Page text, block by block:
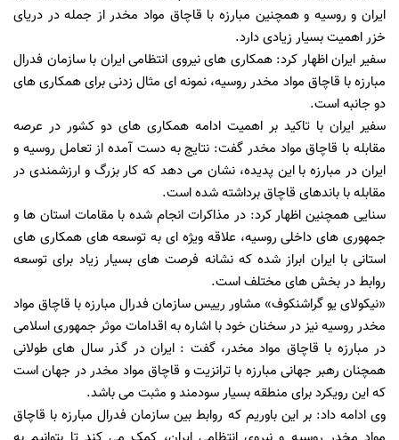
ایران و روسیه و همچنین مبارزه با قاچاق مواد مخدر از جمله در دریای
خزر اهمیت بسیار زیادی دارد.
سفیر ایران اظهار کرد: همکاری های نیروی انتظامی ایران با سازمان فدرال
مبارزه با قاچاق مواد مخدر روسیه، نمونه ای مثال زدنی برای همکاری های
دو جانبه است.
سفیر ایران با تاکید بر اهمیت ادامه همکاری های دو کشور در عرصه
مقابله با قاچاق مواد مخدر گفت: نتایج به دست آمده از تعامل روسیه و
ایران در مبارزه با این پدیده، نشان می دهد که کار بزرگ و ارزشمندی در
مقابله با باندهای قاچاق برداشته شده است.
سنایی همچنین اظهار کرد: در مذاکرات انجام شده با مقامات استان ها و
جمهوری های داخلی روسیه، علاقه ویژه ای به توسعه های همکاری های
استانی با ایران ابراز شده که نشانه فرصت های بسیار زیاد برای توسعه
روابط در بخش های مختلف است.
«نیکولای یو گراشنکوف» مشاور رییس سازمان فدرال مبارزه با قاچاق مواد
مخدر روسیه نیز در سخنان خود با اشاره به اقدامات موثر جمهوری اسلامی
در مبارزه با قاچاق مواد مخدر، گفت : ایران در گذر سال های طولانی
همچنان رهبر جهانی مبارزه با ترانزیت و قاچاق مواد مخدر در جهان است
که این رویکرد برای منطقه بسیار سودمند و مثبت می باشد.
وی ادامه داد: بر این باوریم که روابط بین سازمان فدرال مبارزه با قاچاق